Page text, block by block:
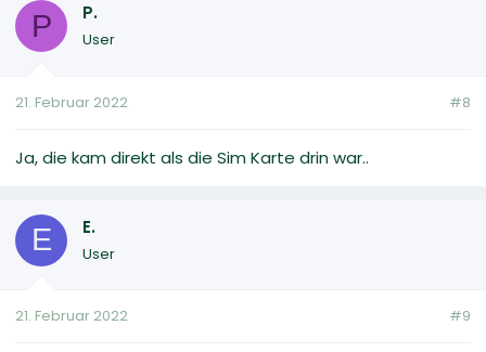
P P.
User
21. Februar 2022 #8
Ja, die kam direkt als die Sim Karte drin war..
E E.
User
21. Februar 2022 #9